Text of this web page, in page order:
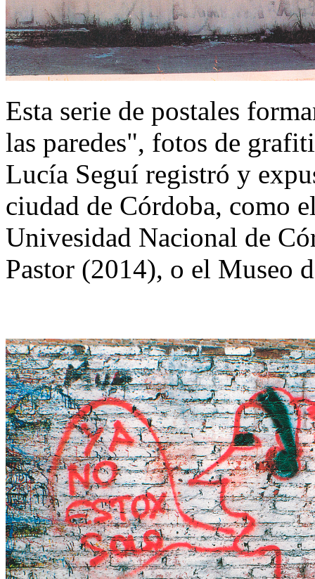
Esta serie de postales
las paredes", fotos de
Lucía Seguí registró y
ciudad de Córdoba, como
Univesidad Nacional de
Pastor (2014), o el Museo